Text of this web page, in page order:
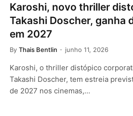
Karoshi, novo thriller
Takashi Doscher, ganha
em 2027
By Thais Bentlin junho 11, 2026
Karoshi, o thriller distópico
Takashi Doscher, tem estreia
de 2027 nos cinemas,…